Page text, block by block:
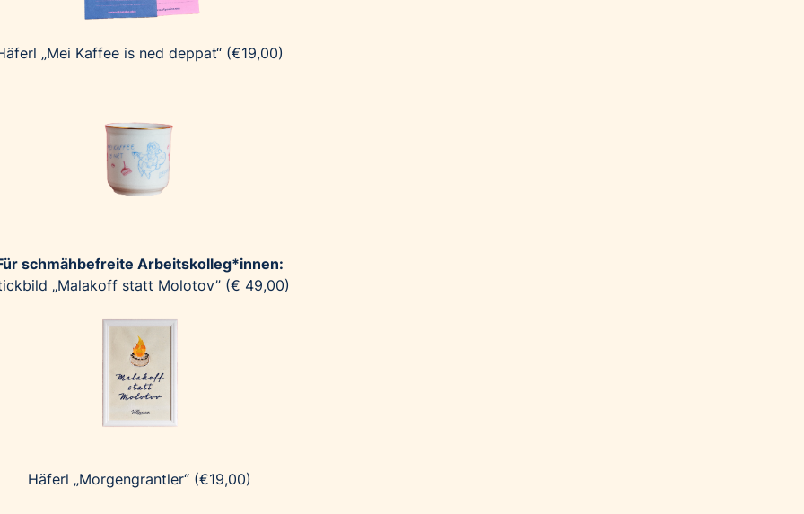
„Mei Kaffee is ned deppat“ (€19,00)
schmähbefreite Arbeitskolleg*innen:
„Malakoff statt Molotov” (€ 49,00)
Häferl „Morgengrantler“ (€19,00)